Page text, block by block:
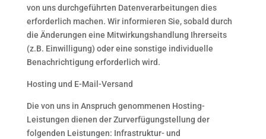
von uns durchgeführten Datenverarbeitungen dies
erforderlich machen. Wir informieren Sie, sobald durch
die Änderungen eine Mitwirkungshandlung Ihrerseits
(z.B. Einwilligung) oder eine sonstige individuelle
Benachrichtigung erforderlich wird.
Hosting und E-Mail-Versand
Die von uns in Anspruch genommenen Hosting-
Leistungen dienen der Zurverfügungstellung der
folgenden Leistungen: Infrastruktur- und